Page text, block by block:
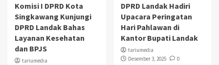
Komisi I DPRD Kota
Singkawang Kunjungi
DPRD Landak Bahas
Layanan Kesehatan
dan BPJS
tariumedia
DPRD Landak Hadiri
Upacara Peringatan
Hari Pahlawan di
Kantor Bupati Landak
tariumedia
Desember 3, 2025
0